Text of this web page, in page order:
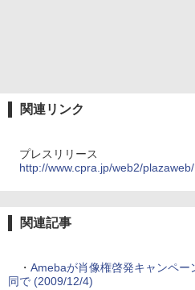
関連リンク
プレスリリース
http://www.cpra.jp/web2/
関連記事
・ Amebaが肖像権啓発キャンペ
同で (2009/12/4)